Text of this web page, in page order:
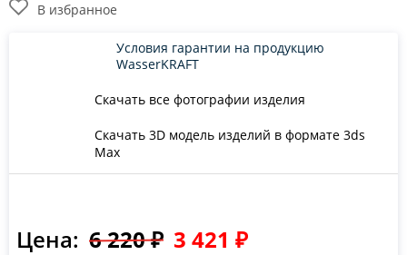
В избранное
Скачать все фотографии изделия
Скачать 3D модель изделий в формате 3ds
Max
Условия гарантии на продукцию
WasserKRAFT
Цена: 6 220 ₽ 3 421 ₽